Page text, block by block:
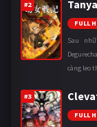
#2
FULL
Sau
càng leo
#3
FULL